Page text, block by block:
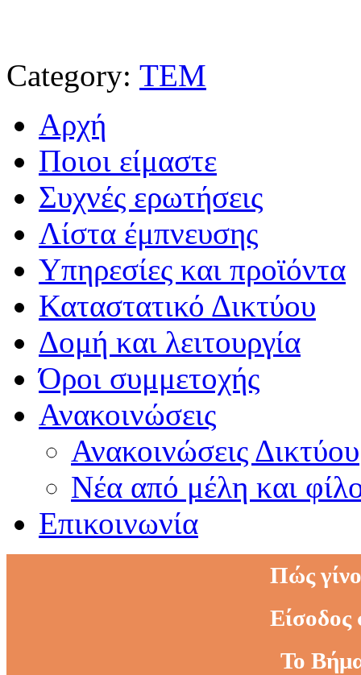
Category: ΤΕΜ
Αρχή
Ποιοι είμαστε
Συχνές ερωτήσεις
Λίστα έμπνευσης
Υπηρεσίες και προϊόντα
Καταστατικό Δικτύου
Δομή και λειτουργία
Όροι συμμετοχής
Ανακοινώσεις
Ανακοινώσεις Δικτύου
Νέα από μέλη και
Επικοινωνία
Πώς
Είσοδος
Το